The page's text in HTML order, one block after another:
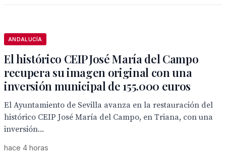
ANDALUCÍA
El histórico CEIP José María del Campo
recupera su imagen original con una
inversión municipal de 155.000 euros
El Ayuntamiento de Sevilla avanza en la restauración del
histórico CEIP José María del Campo, en Triana, con una
inversión...
hace 4 horas